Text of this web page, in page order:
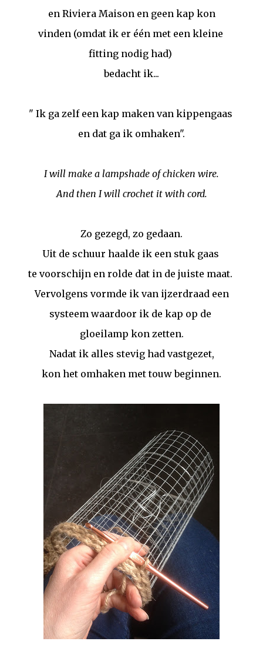
en Riviera Maison en geen kap kon
vinden (omdat ik er één met een kleine
fitting nodig had)
bedacht ik...
" Ik ga zelf een kap maken van kippengaas
en dat ga ik omhaken".
I will make a lampshade of chicken wire.
And then I will crochet it with cord.
Zo gezegd, zo gedaan.
Uit de schuur haalde ik een stuk gaas
te voorschijn en rolde dat in de juiste maat.
Vervolgens vormde ik van ijzerdraad een
systeem waardoor ik de kap op de
gloeilamp kon zetten.
Nadat ik alles stevig had vastgezet,
kon het omhaken met touw beginnen.